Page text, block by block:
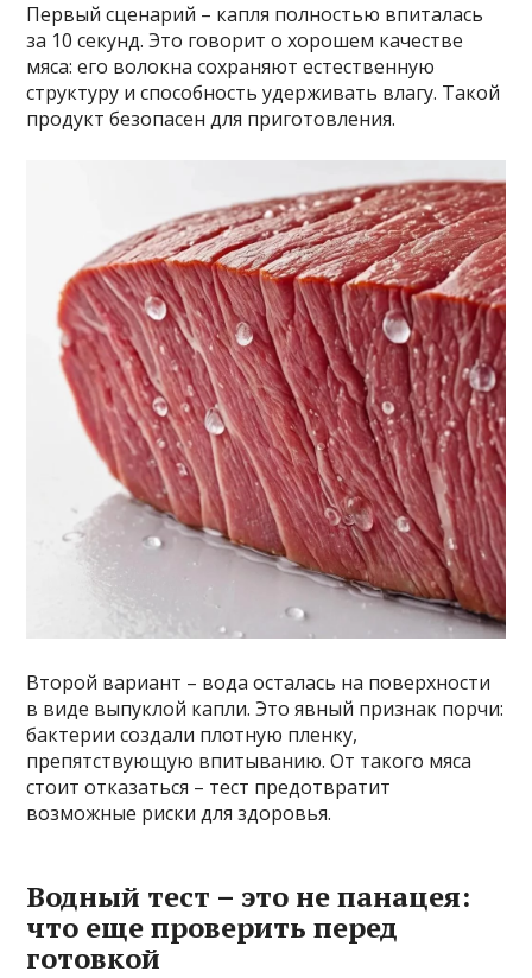
Первый сценарий – капля полностью впиталась
за 10 секунд. Это говорит о хорошем качестве
мяса: его волокна сохраняют естественную
структуру и способность удерживать влагу. Такой
продукт безопасен для приготовления.
Второй вариант – вода осталась на поверхности
в виде выпуклой капли. Это явный признак порчи:
бактерии создали плотную пленку,
препятствующую впитыванию. От такого мяса
стоит отказаться – тест предотвратит
возможные риски для здоровья.
Водный тест – это не панацея:
что еще проверить перед
готовкой